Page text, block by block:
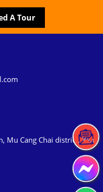
A Tour
Mu Cang Chai district, Yen